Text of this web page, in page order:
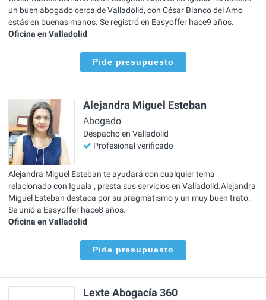
un buen abogado cerca de Valladolid, con César Blanco del Amo
estás en buenas manos. Se registró en Easyoffer hace9 años.
Oficina en Valladolid
Pide presupuesto
Alejandra Miguel Esteban
Abogado
Despacho en Valladolid
Profesional verificado
Alejandra Miguel Esteban te ayudará con cualquier tema
relacionado con Iguala , presta sus servicios en Valladolid.Alejandra
Miguel Esteban destaca por su pragmatismo y un muy buen trato.
Se unió a Easyoffer hace8 años.
Oficina en Valladolid
Pide presupuesto
Lexte Abogacía 360